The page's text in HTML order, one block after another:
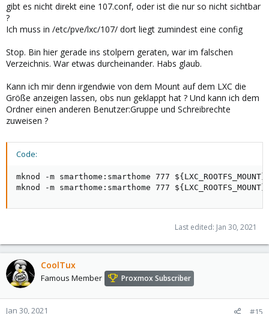
gibt es nicht direkt eine 107.conf, oder ist die nur so nicht sichtbar
?
Ich muss in /etc/pve/lxc/107/ dort liegt zumindest eine config
Stop. Bin hier gerade ins stolpern geraten, war im falschen
Verzeichnis. War etwas durcheinander. Habs glaub.
Kann ich mir denn irgendwie von dem Mount auf dem LXC die
Größe anzeigen lassen, obs nun geklappt hat ? Und kann ich dem
Ordner einen anderen Benutzer:Gruppe und Schreibrechte
zuweisen ?
Code:
mknod -m smarthome:smarthome 777
mknod -m smarthome:smarthome 777
Last edited: Jan 30, 2021
CoolTux
Famous Member Proxmox Subscriber
Jan 30, 2021 #15